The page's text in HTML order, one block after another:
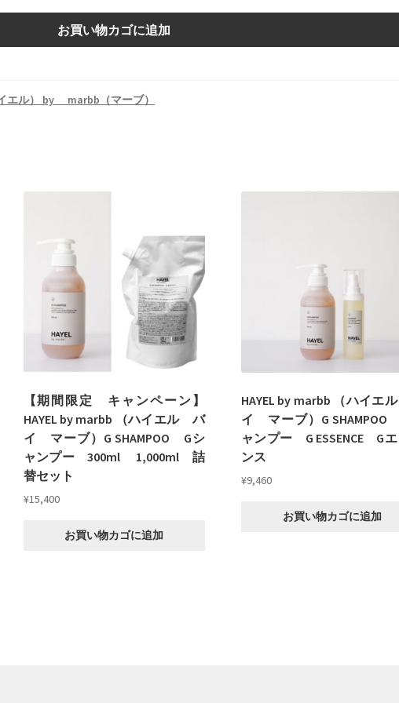
お買い物カゴに追加
イエル） by marbb（マーブ）
【期間限定 キャンペーン】
HAYEL by marbb （ハイエル バ
イ マーブ）G SHAMPOO Gシ
ャンプー 300ml 1,000ml 詰
替セット
¥15,400
お買い物カゴに追加
HAYEL by marbb （ハイエ
イ マーブ）G SHAMPOO
ャンプー G ESSENCE G
ンス
¥9,460
お買い物カゴに追加